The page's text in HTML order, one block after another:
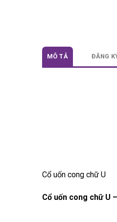
MÔ TẢ ĐĂNG
Cổ uốn cong chữ U
Cổ uốn cong chữ U